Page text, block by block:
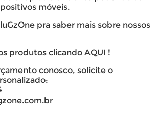
móveis.
pra saber mais sobre nossos
produtos clicando AQUI !
conosco, solicite o